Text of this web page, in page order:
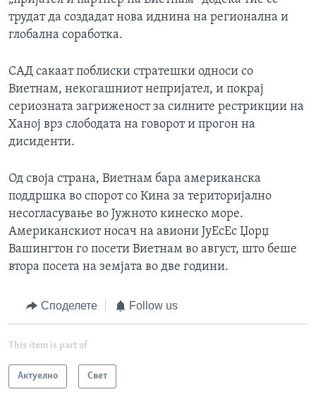
трудат да создадат нова иднина на регионална и
глобална соработка.
САД сакаат поблиски стратешки односи со
Виетнам, некогашниот непријател, и покрај
сериозната загриженост за силните рестрикции на
Ханој врз слободата на говорот и прогон на
дисиденти.
Од своја страна, Виетнам бара американска
поддршка во спорот со Кина за територијално
несогласување во Јужното кинеско море.
Американскиот носач на авиони ЈуЕсЕс Џорџ
Вашингтон го посети Виетнам во август, што беше
втора посета на земјата во две години.
Споделете Follow us
This item is part of
Актуелно Свет